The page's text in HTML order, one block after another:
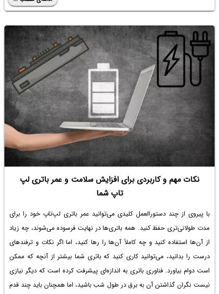
نکات مهم و کاربردی برای افزایش سلامت و عمر باتری لپ
تاپ شما
با پیروی از چند دستورالعمل کلیدی می‌توانید عمر باتری لپ‌تاپ خود را برای
مدت طولانی‌تری حفظ کنید. همه باتری‌ها در نهایت فرسوده می‌شوند، چه زیاد
از آن‌ها استفاده کنید و چه کاملاً آن‌ها را رها کنید، اما اگر نکات و ترفندهای
درست را بدانید، می‌توانید کاری کنید که باتری شما بیشتر از آنچه که ممکن
است دوام بیاورد. فناوری باتری به اندازه‌ای پیشرفت کرده است که دیگر نیازی
نیست نگران گذاشتن آن به برق در طول شب باشید، اما همچنان باید چند قدم